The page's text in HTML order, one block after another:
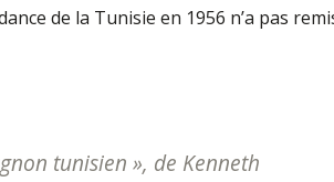
de la Tunisie en 1956 n’a pas
tunisien », de Kenneth